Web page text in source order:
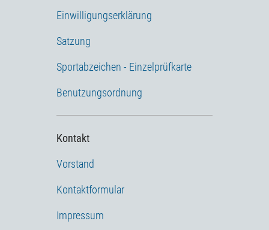
Einwilligungserklärung
Satzung
Sportabzeichen - Einzelprüfkarte
Benutzungsordnung
Kontakt
Vorstand
Kontaktformular
Impressum